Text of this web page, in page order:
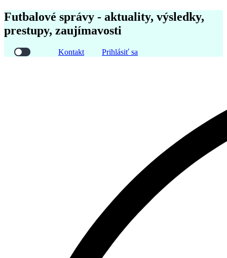
Futbalové správy - aktuality, výsledky,
prestupy, zaujímavosti
Kontakt Prihlásiť sa